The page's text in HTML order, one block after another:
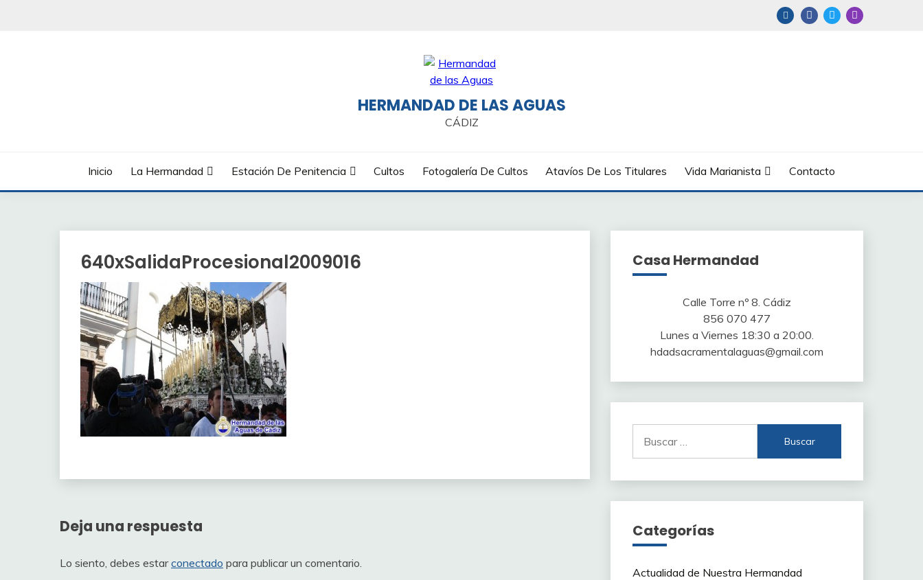
HERMANDAD DE LAS AGUAS
CÁDIZ
Inicio La Hermandad Estación De Penitencia Cultos Fotogalería De Cultos Atavíos De Los Titulares Vida Marianista Contacto
640xSalidaProcesional2009016
Deja una respuesta
Lo siento, debes estarconectado para publicar un comentario.
Casa Hermandad
Calle Torre nº 8. Cádiz
856 070 477
Lunes a Viernes 18:30 a 20:00.
hdadsacramentalaguas@gmail.com
Categorías
Actualidad de Nuestra Hermandad